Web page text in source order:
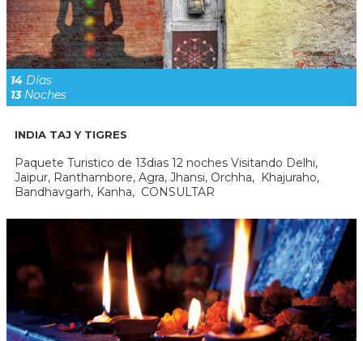
14 Días
13Noches
INDIA TAJ Y TIGRES
Paquete Turistico de 13dias 12 noches Visitando Delhi,
Jaipur, Ranthambore, Agra, Jhansi, Orchha, Khajuraho,
Bandhavgarh, Kanha, CONSULTAR